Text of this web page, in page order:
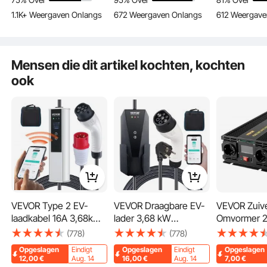
De water- en stofdichte IP66 oplaadkabel is te gebruiken van -30°C tot 45°C.
veilig en zonder zorgen opladen.
AC 480 V 50 Hz, IP65,
autolaadkabel met
1.1K+ Weergaven Onlangs
m laadkabel EV-
laadstation 4 niveaus
672 Weergaven Onlangs
AC 480 V
612
Mensen die dit artikel kochten, kochten
ook
VEVOR Type 2 EV-
laadkabel 16A 3,68kW
(enkele fase) / 11kW
(drie fasen) Elektrische
autolader IP66 Wallbox
(778)
Opgeslagen
12,00€
Eindigt
Aug. 14
VEVOR Draagbare EV-
lader 3,68 kW
Elektrische
voertuiglader EV-
laadkabel Type 2
(778)
Opgeslagen
16,00€
Eindigt
Aug. 14
VEVOR
Omvormer
Omvormer
Naar AC
Monitor
Opgeslagen
7,00€